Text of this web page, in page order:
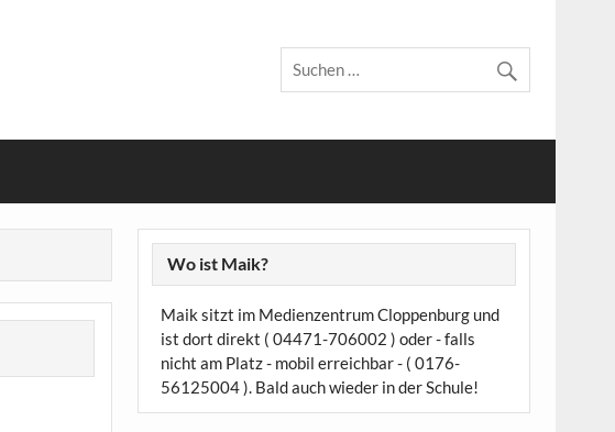
Wo ist Maik?
Maik sitzt im Medienzentrum Cloppenburg und
ist dort direkt ( 04471-706002 ) oder - falls
nicht am Platz - mobil erreichbar - ( 0176-
56125004 ). Bald auch wieder in der Schule!